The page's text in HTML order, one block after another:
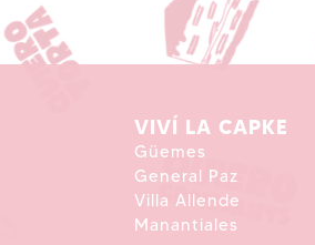
VIVÍ LA CAPKE
Güemes
General Paz
Villa Allende
Manantiales